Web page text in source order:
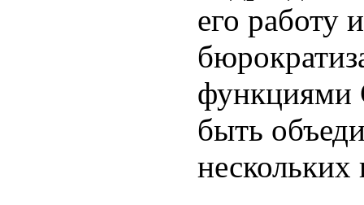
его работу
функциями
быть
нескольких